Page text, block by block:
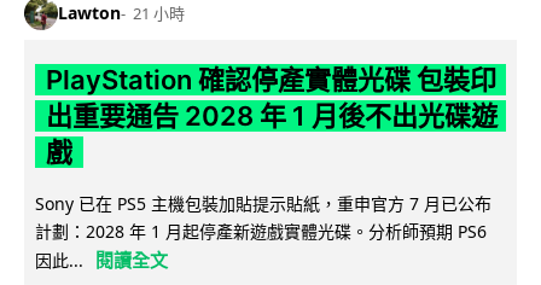
Lawton 21 小時
PlayStation 確認停產實體光碟 包裝印
出重要通告 2028 年 1 月後不出光碟遊
戲
Sony 已在 PS5 主機包裝加貼提示貼紙，重申官方 7 月已公布
計劃：2028 年 1 月起停產新遊戲實體光碟。分析師預期 PS6
因此...
閱讀全文